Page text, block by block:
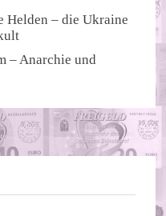
Helden – die Ukraine
– Anarchie und